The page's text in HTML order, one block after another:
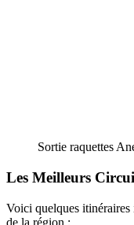
Sortie raquettes
Les Meilleurs
Voici quelques
de la région :